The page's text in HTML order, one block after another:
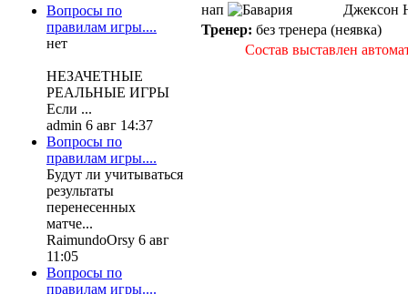
Вопросы по
правилам игры....
нет
НЕЗАЧЕТНЫЕ
РЕАЛЬНЫЕ ИГРЫ
Если ...
admin 6 авг 14:37
Вопросы по
правилам игры....
Будут ли учитываться
результаты
перенесенных
матче...
RaimundoOrsy 6 авг
11:05
Вопросы по
правилам игры....
нап
Джексон
Тренер: без тренера (неявка)
Состав выставлен